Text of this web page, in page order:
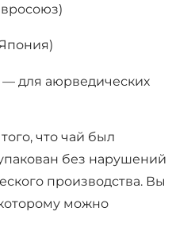
для аюрведических
что чай был
без нарушений
производства. Вы
можно